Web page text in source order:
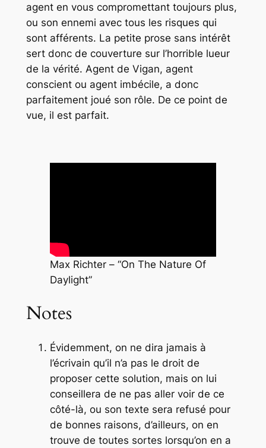
agent en vous compromettant toujours plus,
ou son ennemi avec tous les risques qui
sont afférents. La petite prose sans intérêt
sert donc de couverture sur l’horrible lueur
de la vérité. Agent de Vigan, agent
conscient ou agent imbécile, a donc
parfaitement joué son rôle. De ce point de
vue, il est parfait.
Max Richter – “On The Nature Of
Daylight”
Notes
Évidemment, on ne dira jamais à
l’écrivain qu’il n’a pas le droit de
proposer cette solution, mais on lui
conseillera de ne pas aller voir de ce
côté-là, ou son texte sera refusé pour
de bonnes raisons, d’ailleurs, on en
trouve de toutes sortes lorsqu’on en a